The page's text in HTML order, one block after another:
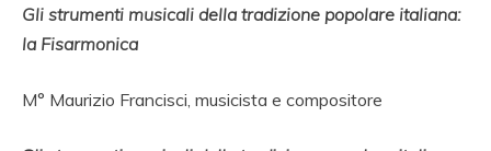
Gli strumenti musicali della tradizione popolare italiana:
la Fisarmonica
M° Maurizio Francisci, musicista e compositore